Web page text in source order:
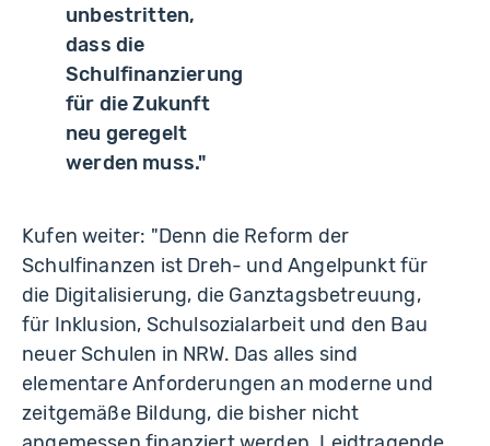
unbestritten,
dass die
Schulfinanzierung
für die Zukunft
neu geregelt
werden muss."
Kufen weiter: "Denn die Reform der
Schulfinanzen ist Dreh- und Angelpunkt für
die Digitalisierung, die Ganztagsbetreuung,
für Inklusion, Schulsozialarbeit und den Bau
neuer Schulen in NRW. Das alles sind
elementare Anforderungen an moderne und
zeitgemäße Bildung, die bisher nicht